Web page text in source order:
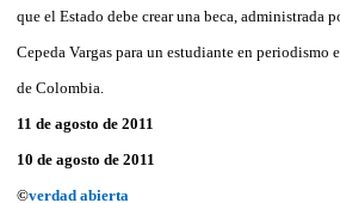
que el Estado debe crear una beca, administrada
Cepeda Vargas para un estudiante en periodismo
de Colombia.
11 de agosto de 2011
10 de agosto de 2011
©verdad abierta